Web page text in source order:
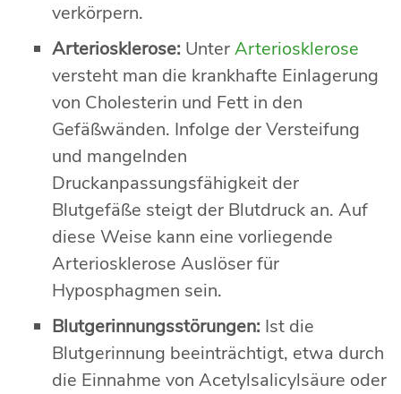
verkörpern.
Arteriosklerose: UnterArteriosklerose
versteht man die krankhafte Einlagerung
von Cholesterin und Fett in den
Gefäßwänden. Infolge der Versteifung
und mangelnden
Druckanpassungsfähigkeit der
Blutgefäße steigt der Blutdruck an. Auf
diese Weise kann eine vorliegende
Arteriosklerose Auslöser für
Hyposphagmen sein.
Blutgerinnungsstörungen: Ist die
Blutgerinnung beeinträchtigt, etwa durch
die Einnahme von Acetylsalicylsäure oder